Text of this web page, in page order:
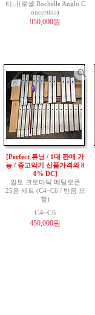
티나(로셸 Rochelle Anglo C
oncertina)
950,000원
[Perfect 튜닝 / 1대 판매 가
능 / 중고악기 신품가격의 8
0% DC]
알토 크로마틱 메탈로폰
25음 세트 (C4~C6 / 반음 포
함)
C4~C6
450,000원